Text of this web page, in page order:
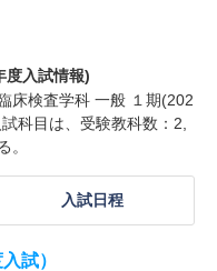
度入試情報)
床検査学科 一般 １期(202
科目は、受験教科数：2,
入試日程
試）